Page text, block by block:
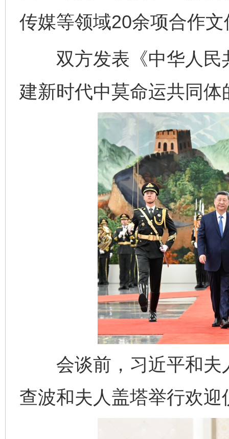
传媒等领域20余项合作文
双方发表《中华人民
建新时代中莫命运共同体
会谈前，习近平和夫
查波和夫人盖塔举行欢迎